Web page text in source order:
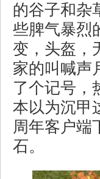
的谷子和杂
些脾气暴烈
变，头盔，
家的叫喊声
了个记号，
本以为沉甲
周年客户端
石。